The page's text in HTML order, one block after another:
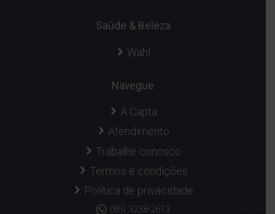
Saúde & Beleza
Wahl
Navegue
A Capta
Atendimento
Trabalhe conosco
Termos e condições
Política de privacidade
(85) 3238-2613